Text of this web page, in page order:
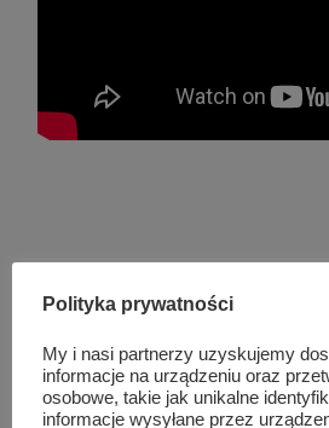
Podobne wpisy
Polityka prywatności
My i nasi partnerzy uzyskujemy
informacje na urządzeniu oraz
osobowe, takie jak unikalne
informacje wysyłane przez